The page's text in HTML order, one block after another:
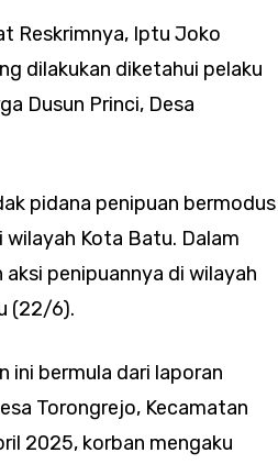
Reskrimnya, Iptu Joko
dilakukan diketahui pelaku
Dusun Princi, Desa
pidana penipuan bermodus
Kota Batu. Dalam
penipuannya di wilayah
(22/6).
ini bermula dari laporan
Torongrejo, Kecamatan
2025, korban mengaku